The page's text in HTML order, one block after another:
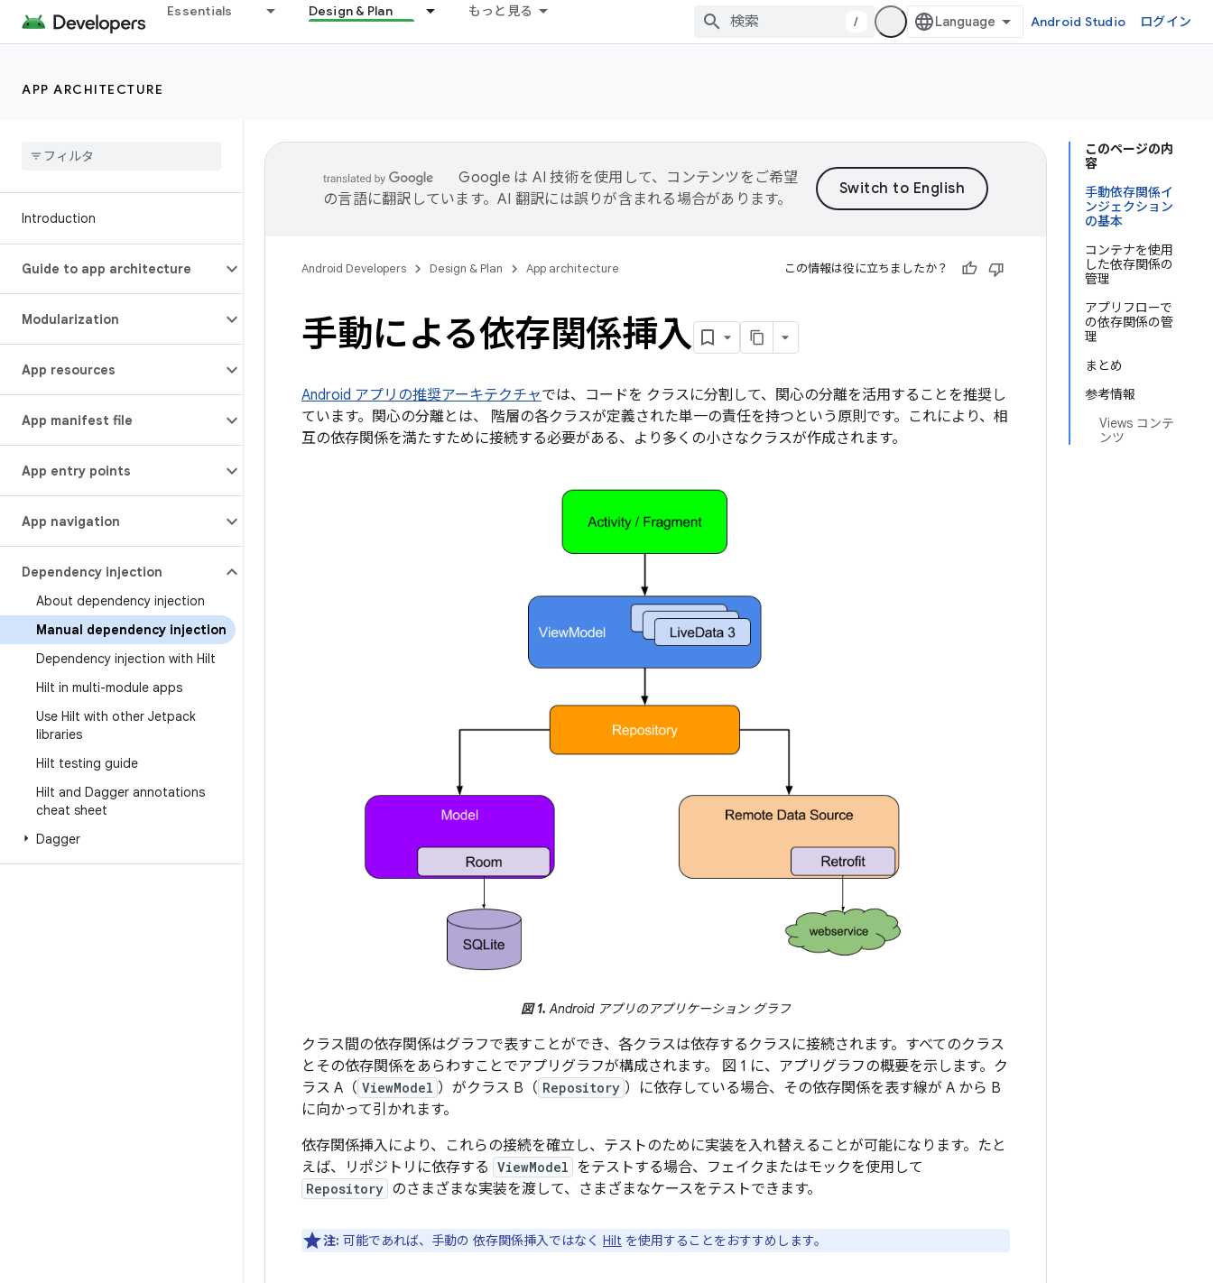
Essentials Design & Plan もっと見る
/ Android Studio ログイン
APP ARCHITECTURE
Introduction
Guide to app architecture
Modularization
App resources
App manifest file
App entry points
App navigation
Dependency injection
About dependency injection
Manual dependency injection
Dependency injection with Hilt
Hilt in multi-module apps
Use Hilt with other Jetpack
libraries
Hilt testing guide
Hilt and Dagger annotations
cheat sheet
Dagger
このページの内
容
手動依存関係イ
ンジェクション
の基本
コンテナを使用
した依存関係の
管理
アプリフローで
の依存関係の管
理
まとめ
参考情報
Views コンテ
ンツ
Google は AI 技術を使用して、コンテンツをご希望
の言語に翻訳しています。AI 翻訳には誤りが含まれる場合があります。
Android Developers Design & Plan App architecture この情報は役に立ちましたか？
手動による依存関係挿入
Android アプリの推奨アーキテクチャでは、コードを クラスに分割して、関心の分離を活用することを推奨し
ています。関心の分離とは、 階層の各クラスが定義された単一の責任を持つという原則です。これにより、相
互の依存関係を満たすために接続する必要がある、より多くの小さなクラスが作成されます。
図 1. Android アプリのアプリケーション グラフ
クラス間の依存関係はグラフで表すことができ、各クラスは依存するクラスに接続されます。すべてのクラス
とその依存関係をあらわすことでアプリグラフが構成されます。 図 1 に、アプリグラフの概要を示します。ク
ラス A（ ViewModel ）がクラス B（ Repository ）に依存している場合、その依存関係を表す線が A から B
に向かって引かれます。
依存関係挿入により、これらの接続を確立し、テストのために実装を入れ替えることが可能になります。たと
えば、リポジトリに依存する ViewModel をテストする場合、フェイクまたはモックを使用して
Repository のさまざまな実装を渡して、さまざまなケースをテストできます。
注: 可能であれば、手動の 依存関係挿入ではなく Hilt を使用することをおすすめします。